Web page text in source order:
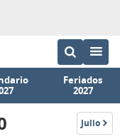
Feriados
2027
Julio
1900